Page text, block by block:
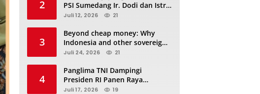
2
PSI Sumedang Ir. Dodi dan Istri
Kibarkan Bendera PSI “Jangan
Juli 12, 2026 21
3
Beyond cheap money: Why
Indonesia and other sovereigns
are turning to panda bonds
Juli 24, 2026 21
4
Panglima TNI Dampingi
Presiden RI Panen Raya
Terpadu TNI, Perkuat
Juli 17, 2026 19